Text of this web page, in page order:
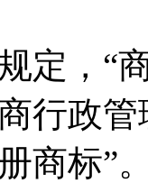
定，“
行政
商标”